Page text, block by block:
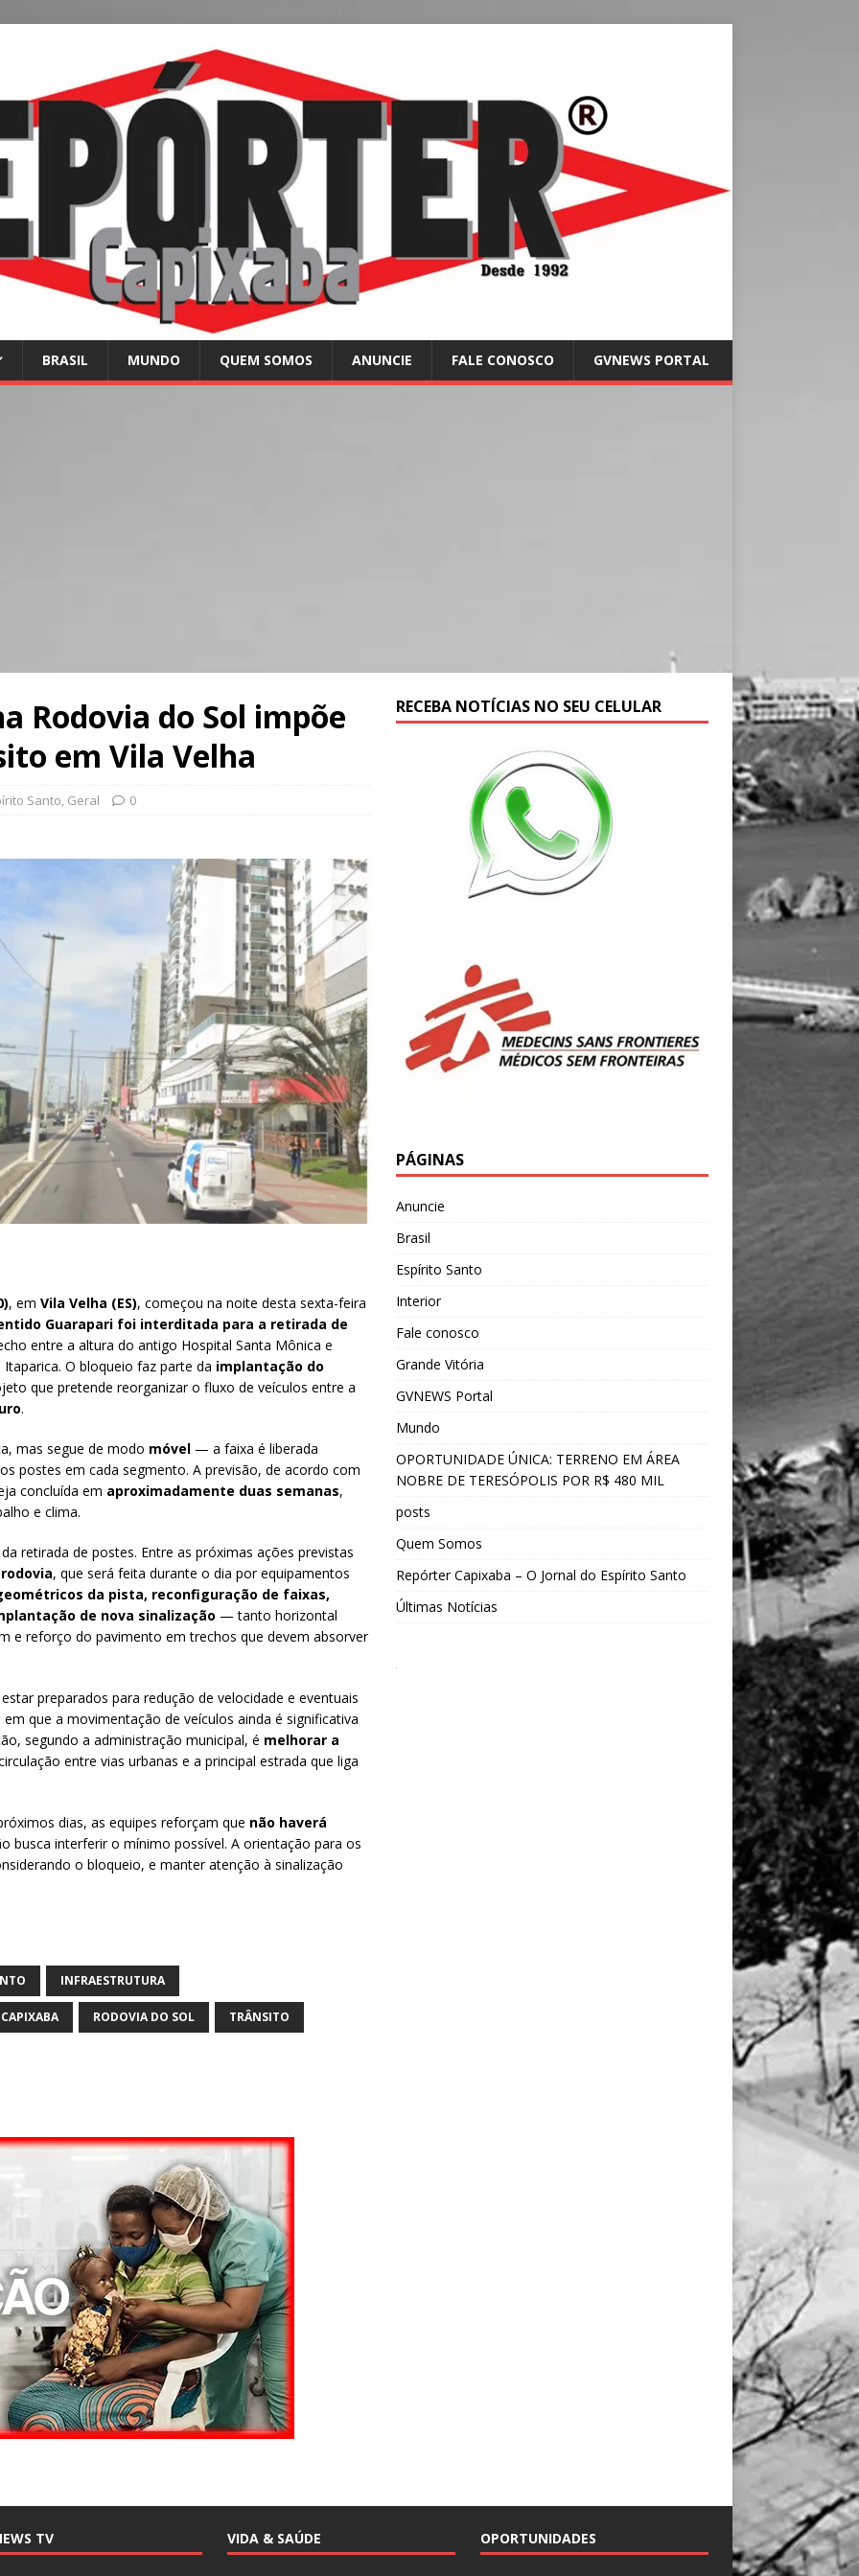
BRASIL MUNDO QUEM SOMOS ANUNCIE FALE CONOSCO GVNEWS PORTAL
Rodovia do Sol impõe
em Vila Velha
Santo, Geral 0
, em Vila Velha (ES), começou na noite desta sexta-feira
Guarapari foi interditada para a retirada de
entre a altura do antigo Hospital Santa Mônica e
O bloqueio faz parte da implantação do
que pretende reorganizar o fluxo de veículos entre a
.
mas segue de modo móvel — a faixa é liberada
postes em cada segmento. A previsão, de acordo com
concluída em aproximadamente duas semanas,
e clima.
retirada de postes. Entre as próximas ações previstas
, que será feita durante o dia por equipamentos
da pista, reconfiguração de faixas,
de nova sinalização — tanto horizontal
e reforço do pavimento em trechos que devem absorver
preparados para redução de velocidade e eventuais
que a movimentação de veículos ainda é significativa
segundo a administração municipal, é melhorar a
entre vias urbanas e a principal estrada que liga
dias, as equipes reforçam que não haverá
busca interferir o mínimo possível. A orientação para os
o bloqueio, e manter atenção à sinalização
INFRAESTRUTURA
RODOVIA DO SOL TRÂNSITO
RECEBA NOTÍCIAS NO SEU CELULAR
PÁGINAS
Anuncie
Brasil
Espírito Santo
Interior
Fale conosco
Grande Vitória
GVNEWS Portal
Mundo
OPORTUNIDADE ÚNICA: TERRENO EM ÁREA
NOBRE DE TERESÓPOLIS POR R$ 480 MIL
posts
Quem Somos
Repórter Capixaba – O Jornal do Espírito Santo
Últimas Notícias
TV VIDA & SAÚDE OPORTUNIDADES